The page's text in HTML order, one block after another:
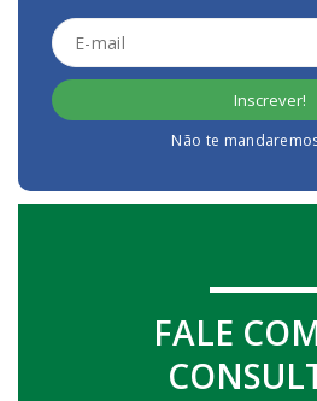
Não te
FALE